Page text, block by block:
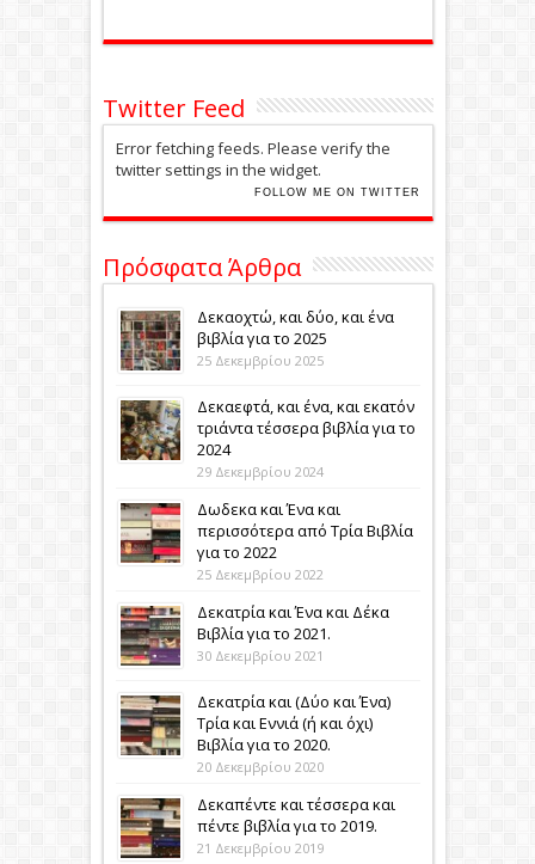
Twitter Feed
Error fetching feeds. Please verify the
twitter settings in the widget.
FOLLOW ME ON TWITTER
Πρόσφατα Άρθρα
Δεκαοχτώ, και δύο, και ένα
βιβλία για το 2025
25 Δεκεμβρίου 2025
Δεκαεφτά, και ένα, και εκατόν
τριάντα τέσσερα βιβλία για το
2024
29 Δεκεμβρίου 2024
Δωδεκα και Ένα και
περισσότερα από Τρία Βιβλία
για το 2022
25 Δεκεμβρίου 2022
Δεκατρία και Ένα και Δέκα
Βιβλία για το 2021.
30 Δεκεμβρίου 2021
Δεκατρία και (Δύο και Ένα)
Τρία και Εννιά (ή και όχι)
Βιβλία για το 2020.
20 Δεκεμβρίου 2020
Δεκαπέντε και τέσσερα και
πέντε βιβλία για το 2019.
21 Δεκεμβρίου 2019